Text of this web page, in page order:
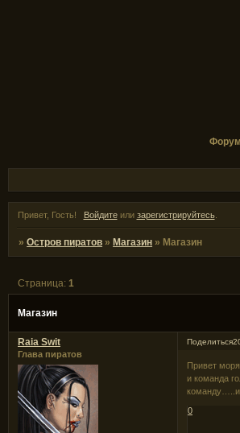
Форум
Привет, Гость! Войдитеили зарегистрируйтесь.
»Остров пиратов » Магазин » Магазин
Магазин
Страница:1
Поделиться
Raia Swit
Глава пиратов
Привет
и команда
команду…..и
0